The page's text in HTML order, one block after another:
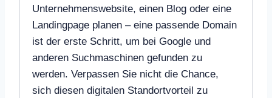
Unternehmenswebsite, einen Blog oder eine
Landingpage planen – eine passende Domain
ist der erste Schritt, um bei Google und
anderen Suchmaschinen gefunden zu
werden. Verpassen Sie nicht die Chance,
sich diesen digitalen Standortvorteil zu